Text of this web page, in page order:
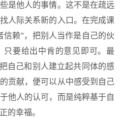
是他人的事情。这不是在疏远
人际关系新的入口。在完成课
信赖”，把别人当作是自己的伙
只要给出中肯的意见即可。最
自己和别人建立起共同体的感
贡献，便可以从中感受到自己
他人的认可，而是纯粹基于自
的幸福。